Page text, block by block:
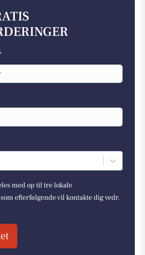
med op til tre lokale
efterfølgende vil kontakte dig vedr.